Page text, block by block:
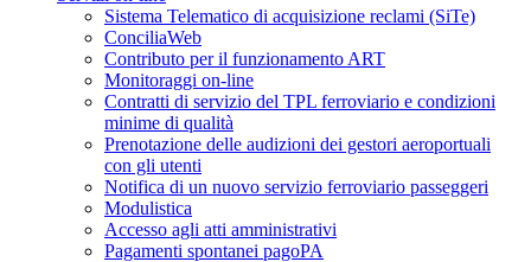
Sistema Telematico di acquisizione reclami (SiTe)
ConciliaWeb
Contributo per il funzionamento ART
Monitoraggi on-line
Contratti di servizio del TPL ferroviario e condizioni
minime di qualità
Prenotazione delle audizioni dei gestori aeroportuali
con gli utenti
Notifica di un nuovo servizio ferroviario passeggeri
Modulistica
Accesso agli atti amministrativi
Pagamenti spontanei pagoPA